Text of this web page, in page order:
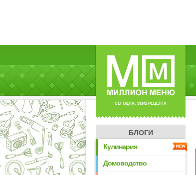
СЕГОДНЯ: 39142 РЕЦЕПТА
БЛОГИ
Кулинария
Домоводство